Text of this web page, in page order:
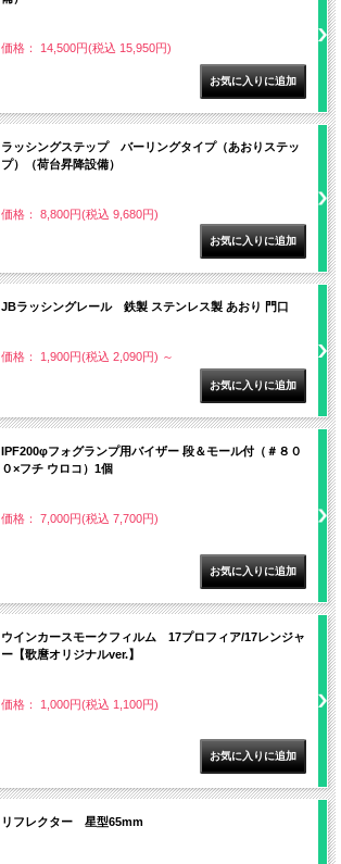
価格： 14,500円(税込 15,950円)
ラッシングステップ バーリングタイプ（あおりステッ
プ）（荷台昇降設備）
価格： 8,800円(税込 9,680円)
JBラッシングレール 鉄製 ステンレス製 あおり 門口
価格： 1,900円(税込 2,090円) ～
IPF200φフォグランプ用バイザー 段＆モール付（＃８０
０×フチ ウロコ）1個
価格： 7,000円(税込 7,700円)
ウインカースモークフィルム 17プロフィア/17レンジャ
ー【歌麿オリジナルver.】
価格： 1,000円(税込 1,100円)
リフレクター 星型65mm